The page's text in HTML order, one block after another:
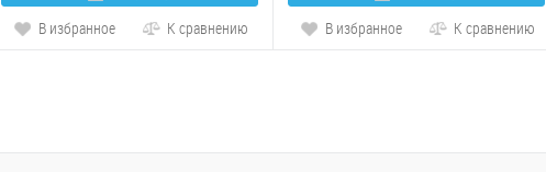
В избранное
К сравнению
В избранное
К сравнению